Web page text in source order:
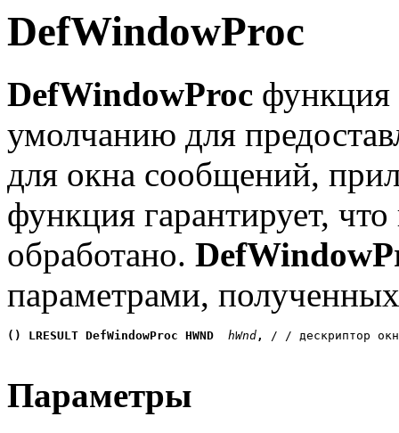
DefWindowProc
DefWindowProc функция
умолчанию для
для окна сообщений,
функция гарантирует,
обработано.
параметрами,
() LRESULT DefWindowProc HWND hWnd, / / дескриптор
Параметры